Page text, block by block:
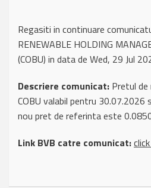
Regasiti in continuare
RENEWABLE HOLDING
(COBU) in data de Wed, 29 Jul
Descriere comunicat: Pretul
COBU valabil pentru 30.07.2026
nou pret de referinta este
Link BVB catre comunicat: